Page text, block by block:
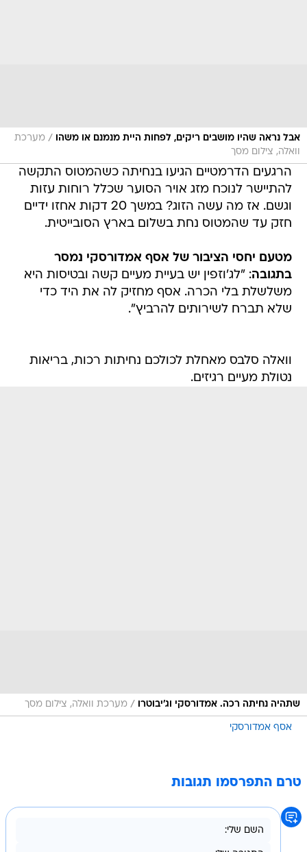
אבל נראה שהיו מושבים ריקים, לפחות היית מנמנם או משהו / מערכת
וואלה, צילום מסך
הרגעים הדרמטיים הגיעו בנחיתה כשהמטוס התקשה
להתיישר לנוכח מזג אויר הסוער שכלל רוחות עזות
וגשם. אז מה עשה הזוג? במשך 20 דקות אחזו ידיים
חזק עד שהמטוס נחת בשלום בארץ הסובייטית.
מטעם יחסי הציבור של אסף אמדורסקי נמסר
בתגובה: "לג'וזפין יש בעיית מעיים קשה ובטיסות היא
משלשלת בלי הכרה. אסף מחזיק לה את היד כדי
שלא תברח לשירותים להרביץ".
וואלה סלבס מאחלת לכולכם נחיתות רכות, בריאות
נטולת מעיים רגיזים.
שתהיה נחיתה רכה. אמדורסקי וג'יבוטרו / מערכת וואלה, צילום מסך
אסף אמדורסקי
טרם התפרסמו תגובות